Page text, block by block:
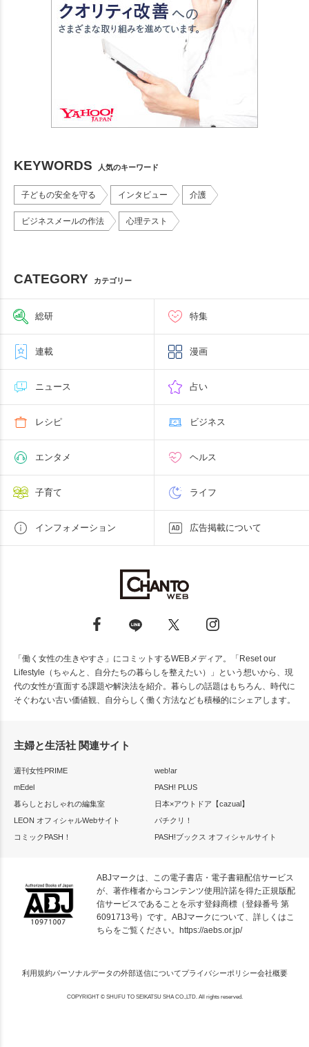
KEYWORDS 人気のキーワード
子どもの安全を守る インタビュー 介護
ビジネスメールの作法 心理テスト
CATEGORY カテゴリー
総研 特集
連載 漫画
ニュース 占い
レシピ ビジネス
エンタメ ヘルス
子育て ライフ
インフォメーション 広告掲載について
「働く女性の生きやすさ」にコミットするWEBメディア。「Reset our
Lifestyle（ちゃんと、自分たちの暮らしを整えたい）」という想いから、現
代の女性が直面する課題や解決法を紹介。暮らしの話題はもちろん、時代に
そぐわない古い価値観、自分らしく働く方法なども積極的にシェアします。
主婦と生活社 関連サイト
週刊女性PRIME
web!ar
mEdel
PASH! PLUS
暮らしとおしゃれの編集室
日本×アウトドア【cazual】
LEON オフィシャルWebサイト
パチクリ！
コミックPASH！
PASH!ブックス オフィシャルサイト
ABJマークは、この電子書店・電子書籍配信サービス
が、著作権者からコンテンツ使用許諾を得た正規版配
信サービスであることを示す登録商標（登録番号 第
6091713号）です。ABJマークについて、詳しくはこ
ちらをご覧ください。
https://aebs.or.jp/
利用規約パーソナルデータの外部送信についてプライバシーポリシー会社概要
COPYRIGHT © SHUFU TO SEIKATSU SHA CO.,LTD. All rights reserved.